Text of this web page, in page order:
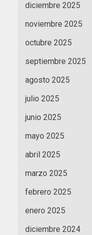
diciembre 2025
noviembre 2025
octubre 2025
septiembre 2025
agosto 2025
julio 2025
junio 2025
mayo 2025
abril 2025
marzo 2025
febrero 2025
enero 2025
diciembre 2024